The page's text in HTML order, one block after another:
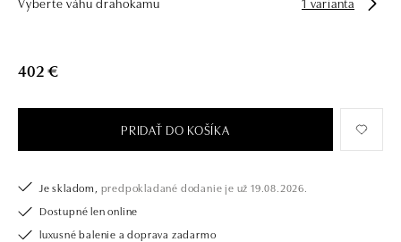
402 €
PRIDAŤ DO KOŠÍKA
Je skladom, predpokladané dodanie je už 19.08.2026.
Dostupné len online
luxusné balenie a doprava zadarmo